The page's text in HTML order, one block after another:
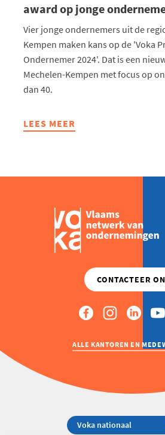
award op jonge
Vier jonge ondernemers uit de
Kempen maken kans op de 'Voka
Ondernemer 2024'. Dat is een
Mechelen-Kempen met focus op
dan 40.
LEES MEER
ABOUT
MIKT
NIEUWE
AWARD
JONGE
ONDERNEMERS
ALLE KANTOREN EN